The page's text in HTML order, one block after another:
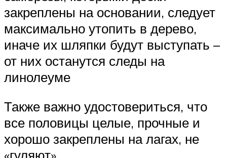
закреплены на основании, следует
максимально утопить в дерево,
иначе их шляпки будут выступать –
от них останутся следы на
линолеуме
Также важно удостовериться, что
все половицы целые, прочные и
хорошо закреплены на лагах, не